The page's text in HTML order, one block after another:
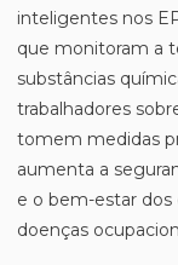
inteligentes nos
que monitoram a
substâncias
trabalhadores
tomem medidas
aumenta a
e o bem-estar dos
doenças